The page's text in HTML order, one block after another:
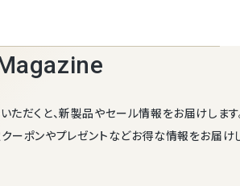
ただくと、新製品やセール情報をお届けします
ーポンやプレゼントなどお得な情報をお届け